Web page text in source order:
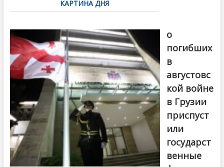
записямКАРТИНА ДНЯ
о
погибших
в
августовс
кой войне
в Грузии
приспуст
или
государст
венные